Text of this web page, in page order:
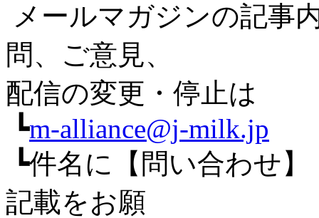
メールマガジンの記事
問、ご意見、
配信の変更・停止は
┗m-alliance@j-milk.jp
┗件名に【問い合わせ
記載をお願